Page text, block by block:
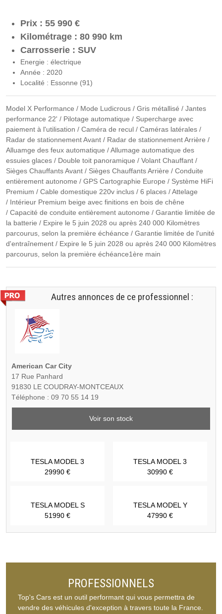
Prix : 55 990 €
Kilométrage : 80 990 km
Carrosserie : SUV
Energie : électrique
Année : 2020
Localité : Essonne (91)
Model X Performance / Mode Ludicrous / Gris métallisé / Jantes
performance 22' / Pilotage automatique / Supercharge avec
paiement à l'utilisation / Caméra de recul / Caméras latérales /
Radar de stationnement Avant / Radar de stationnement Arrière /
Alluamge des feux automatique / Allumage automatique des
essuies glaces / Double toit panoramique / Volant Chauffant /
Sièges Chauffants Avant / Sièges Chauffants Arrière / Conduite
entièrement autonome / GPS Cartographie Europe / Système HiFi
Premium / Cable domestique 220v inclus / 6 places / Attelage
/ Intérieur Premium beige avec finitions en bois de chêne
/ Capacité de conduite entièrement autonome / Garantie limitée de
la batterie / Expire le 5 juin 2028 ou après 240 000 Kilomètres
parcourus, selon la première échéance / Garantie limitée de l'unité
d'entraînement / Expire le 5 juin 2028 ou après 240 000 Kilomètres
parcourus, selon la première échéance1ère main
Autres annonces de ce professionnel :
American Car City
17 Rue Panhard
91830 LE COUDRAY-MONTCEAUX
Téléphone : 09 70 55 14 19
Voir son stock
TESLA MODEL 3
29990 €
TESLA MODEL 3
30990 €
TESLA MODEL S
51990 €
TESLA MODEL Y
47990 €
PROFESSIONNELS
Top's Cars est un outil performant qui vous permettra de
vendre des véhicules d'exception à travers toute la France.